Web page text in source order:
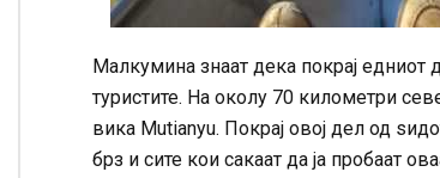
Малкумина знаат дека покрај едниот
туристите. На околу 70 километри
вика Mutianyu. Покрај овој дел од
брз и сите кои сакаат да ја пробаат